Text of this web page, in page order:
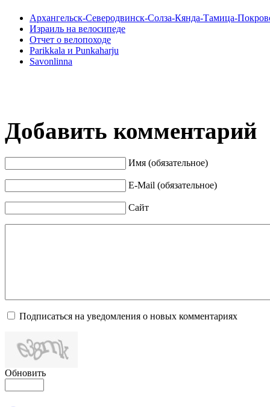
Архангельск-Северодвинск-Солза-Кянда-Тамица-
Израиль на велосипеде
Отчет о велопоходе
Parikkala и Punkaharju
Savonlinna
Добавить комментарий
Имя (обязательное)
E-Mail (обязательное)
Сайт
Подписаться на уведомления о новых комментариях
Обновить